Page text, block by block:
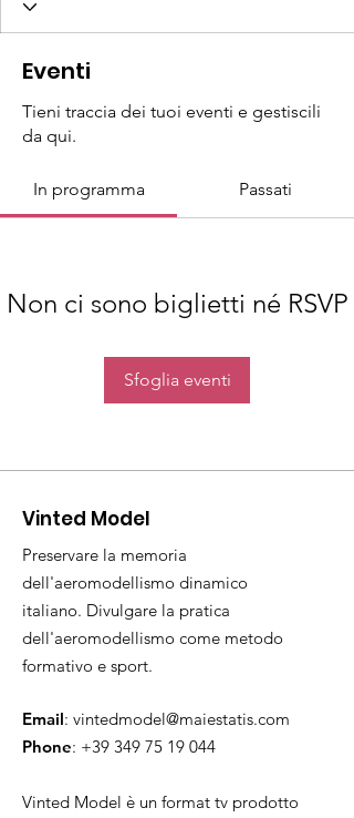
Eventi
Tieni traccia dei tuoi eventi e gestiscili
da qui.
In programma Passati
Non ci sono biglietti né RSVP
Sfoglia eventi
Vinted Model
Preservare la memoria
dell'aeromodellismo dinamico
italiano. Divulgare la pratica
dell'aeromodellismo come metodo
formativo e sport.
Email: vintedmodel@maiestatis.com
Phone: +39 349 75 19 044
Vinted Model è un format tv prodotto